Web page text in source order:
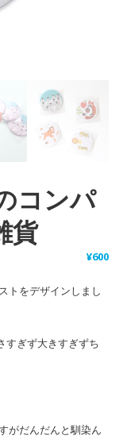
コンパ
貨
¥600
トをデザインしまし
すぎず大きすぎずち
がだんだんと馴染ん